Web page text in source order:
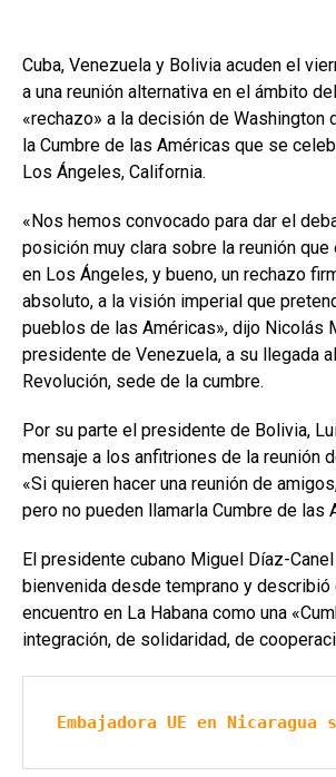
Cuba, Venezuela y Bolivia acuden el
a una reunión alternativa en el ámbito
«rechazo» a la decisión de Washington
la Cumbre de las Américas que se
Los Ángeles, California.
«Nos hemos convocado para dar el
posición muy clara sobre la reunión
en Los Ángeles, y bueno, un rechazo
absoluto, a la visión imperial que
pueblos de las Américas», dijo Nicolás
presidente de Venezuela, a su llegada
Revolución, sede de la cumbre.
Por su parte el presidente de Bolivia,
mensaje a los anfitriones de la reunión
«Si quieren hacer una reunión de
pero no pueden llamarla Cumbre de las
El presidente cubano Miguel Díaz-
bienvenida desde temprano y describió
encuentro en La Habana como una
integración, de solidaridad, de
Embajadora UE en